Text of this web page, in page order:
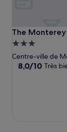
The
Monterey
Hotel
The
The Monterey
Hébergement
3.0 étoiles
Centre-ville de
8.0
8,0/10 Très